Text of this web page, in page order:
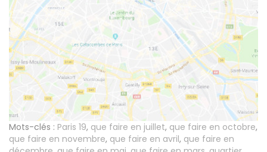
Mots-clés : Paris 19, que faire en juillet, que faire en octobre,
que faire en novembre, que faire en avril, que faire en